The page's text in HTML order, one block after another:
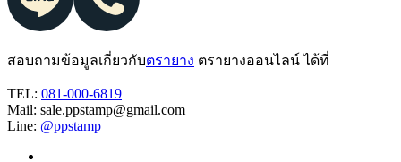
สอบถามข้อมูลเกี่ยวกับตรายาง ตรายางออนไลน์ ได้ที่
TEL: 081-000-6819
Mail: sale.ppstamp@gmail.com
Line: @ppstamp